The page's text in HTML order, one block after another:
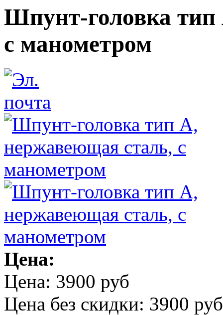
Шпунт-головка
с манометром
Цена:
Цена: 3900 руб
Цена без скидки: 3900 руб